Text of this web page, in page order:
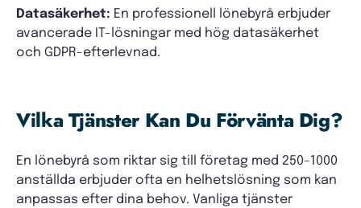
Datasäkerhet: En professionell lönebyrå erbjuder
avancerade IT-lösningar med hög datasäkerhet
och GDPR-efterlevnad.
Vilka Tjänster Kan Du Förvänta Dig?
En lönebyrå som riktar sig till företag med 250–1000
anställda erbjuder ofta en helhetslösning som kan
anpassas efter dina behov. Vanliga tjänster